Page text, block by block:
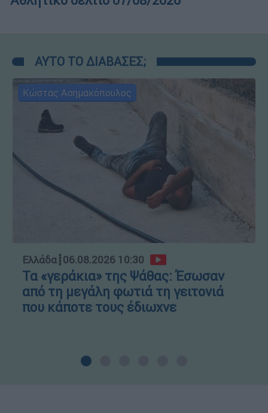
ΑΥΤΟ ΤΟ ΔΙΑΒΑΣΕΣ;
Κώστας Ασημακόπουλος
Ελλάδα┋06.08.2026 10:30
Τα «γεράκια» της Ψάθας: Έσωσαν
από τη μεγάλη φωτιά τη γειτονιά
που κάποτε τους έδιωχνε